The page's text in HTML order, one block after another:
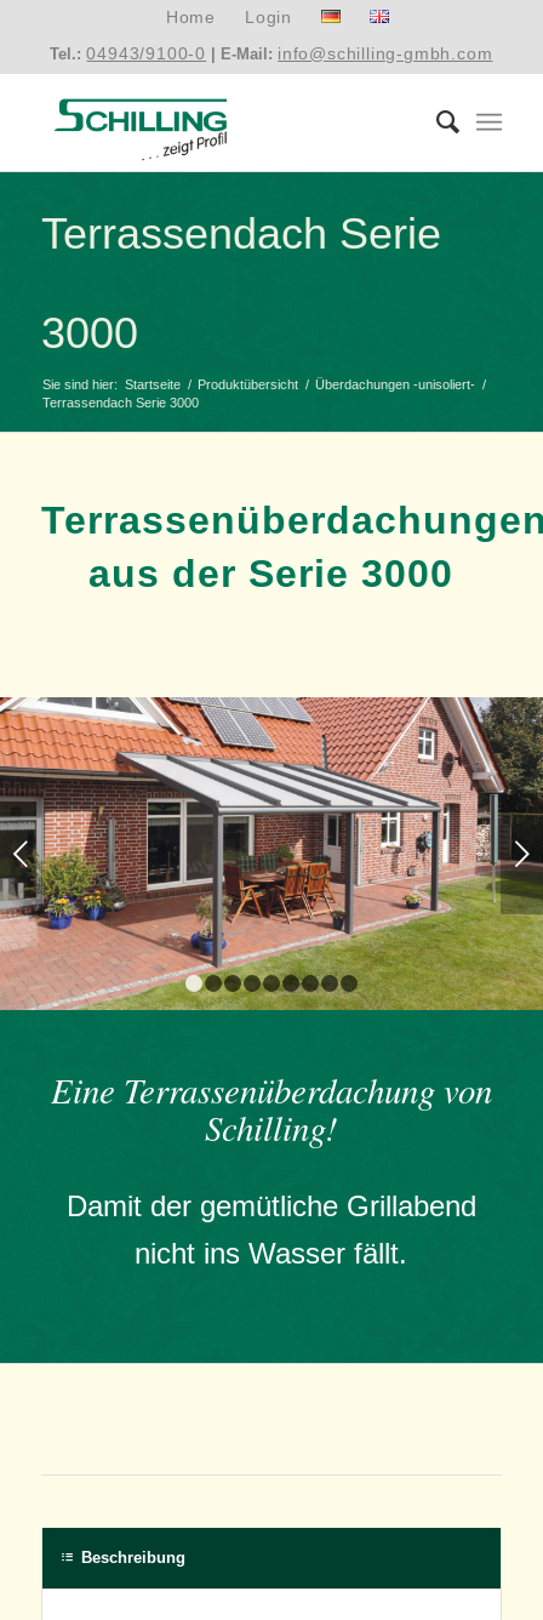
Home Login
Tel.:04943/9100-0 | E-Mail: info@schilling-gmbh.com
Terrassendach Serie
3000
Sie sind hier: Startseite / Produktübersicht / Überdachungen -unisoliert- /
Terrassendach Serie 3000
aus der Serie 3000
Weiter
1 2 3 4 5 6 7 8 9
Eine Terrassenüberdachung von
Schilling!
Damit der gemütliche Grillabend
nicht ins Wasser fällt.
Beschreibung